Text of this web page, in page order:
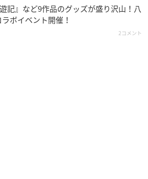
記』など9作品のグッズが盛り沢山！八
ボイベント開催！
2コメント